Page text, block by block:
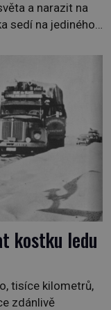
a narazit na
sedí na jediného
Zvíře
[…]
kostku ledu
tisíce kilometrů,
zdánlivě